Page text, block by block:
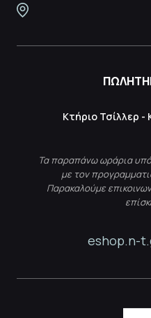
Κτήριο Τσίλλερ -
Τα παραπάνω ωράρια
με τον
Παρακαλούμε
eshop.n-